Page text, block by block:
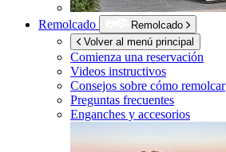
Remolcado
Remolcado
Volver al menú principal
Comienza una reservación
Videos instructivos
Consejos sobre cómo remolcar
Preguntas frecuentes
Enganches y accesorios